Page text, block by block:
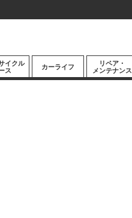
イクル
ス
カーライフ
リペア・
メンテナンス